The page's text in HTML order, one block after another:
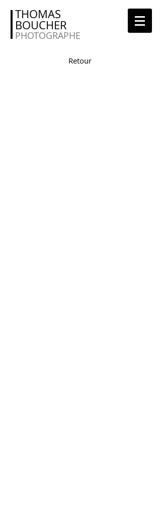
THOMAS
BOUCHER
PHOTOGRAPHE
Retour